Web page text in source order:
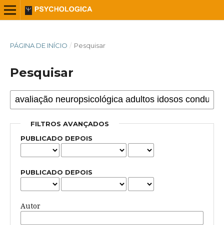
PÁGINA DE INÍCIO / Pesquisar
Pesquisar
FILTROS AVANÇADOS
PUBLICADO DEPOIS
PUBLICADO DEPOIS
Autor